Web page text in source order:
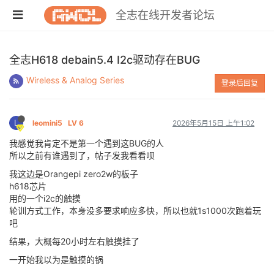
全志在线开发者论坛
全志H618 debain5.4 I2c驱动存在BUG
Wireless & Analog Series 登录后回复
L leomini5 LV 6 2026年5月15日 上午1:02
我感觉我肯定不是第一个遇到这BUG的人
所以之前有谁遇到了，帖子发我看看呗
我这边是Orangepi zero2w的板子
h618芯片
用的一个i2c的触摸
轮训方式工作，本身没多要求响应多快，所以也就1s1000次跑着玩
吧
结果，大概每20小时左右触摸挂了
一开始我以为是触摸的锅